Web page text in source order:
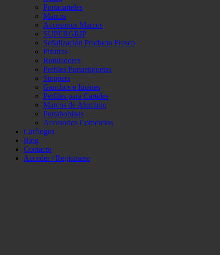
Portacarteles
Marcos
Accesorios Marcos
SUPERGRIP
Señalización Producto Fresco
Pizarras
Rotuladores
Perfiles Portaetiquetas
Stoppers
Ganchos e Imánes
Perfiles para Carteles
Marcos de Aluminio
Portabobinas
Accesorios Comercios
Catálogos
Blog
Contacto
Acceder / Registrarse